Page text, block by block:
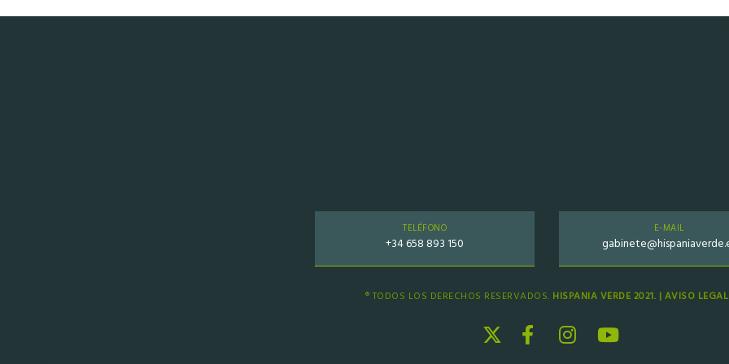
TELÉFONO
+34 658 893 150
E-MAIL
® TODOS LOS DERECHOS RESERVADOS. HISPANIA VERDE 2021. | AVISO LEGAL